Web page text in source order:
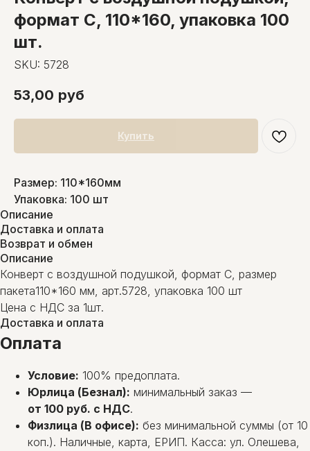
формат C, 110*160, упаковка 100
шт.
SKU: 5728
53,00 руб
Купить
Размер: 110*160мм
Упаковка: 100 шт
Описание
Доставка и оплата
Возврат и обмен
Описание
Конверт с воздушной подушкой, формат C, размер
пакета110*160 мм, арт.5728, упаковка 100 шт
Цена с НДС за 1шт.
Доставка и оплата
Оплата
Условие: 100% предоплата.
Юрлица (Безнал): минимальный заказ —
от 100 руб. с НДС.
Физлица (В офисе): без минимальной суммы (от 10
коп.). Наличные, карта, ЕРИП. Касса: ул. Олешева,